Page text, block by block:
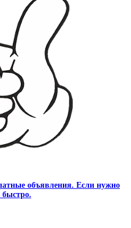
объявления. Если нужно
быстро.